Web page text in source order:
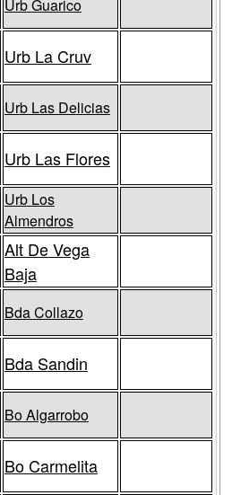
Urb Guarico
Urb La Cruv
Urb Las Delicias
Urb Las Flores
Urb Los
Almendros
Alt De Vega
Baja
Bda Collazo
Bda Sandin
Bo Algarrobo
Bo Carmelita